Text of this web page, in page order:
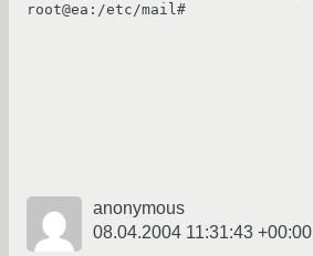
root@ea:/etc/mail#
anonymous
08.04.2004 11:31:43 +00:00